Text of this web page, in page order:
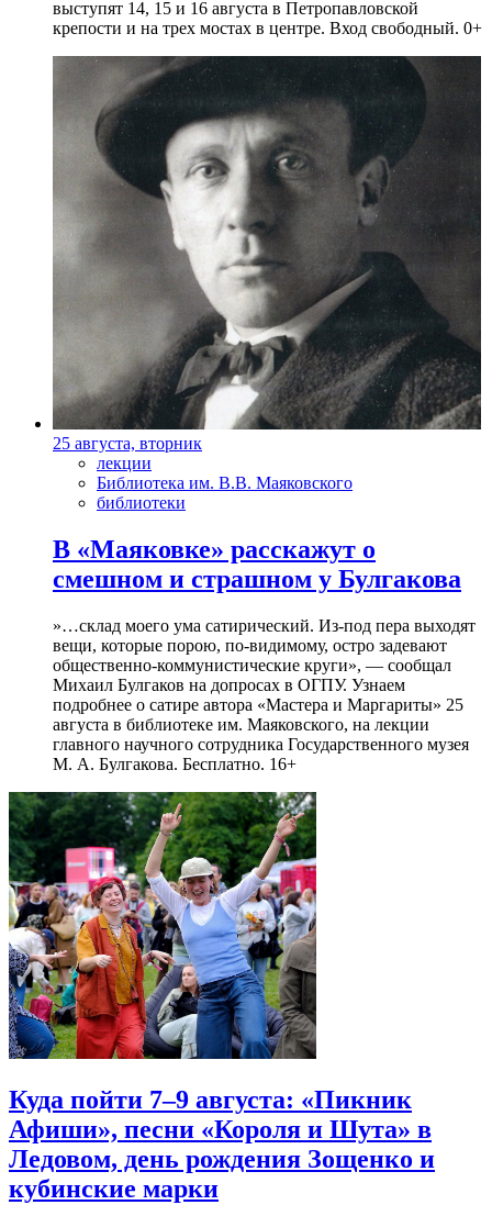
выступят 14, 15 и 16 августа в Петропавловской
крепости и на трех мостах в центре. Вход свободный. 0+
25 августа, вторник
лекции
Библиотека им. В.В. Маяковского
библиотеки
В «Маяковке» расскажут о
смешном и страшном у Булгакова
»…склад моего ума сатирический. Из-под пера выходят
вещи, которые порою, по-видимому, остро задевают
общественно-коммунистические круги», — сообщал
Михаил Булгаков на допросах в ОГПУ. Узнаем
подробнее о сатире автора «Мастера и Маргариты» 25
августа в библиотеке им. Маяковского, на лекции
главного научного сотрудника Государственного музея
М. А. Булгакова. Бесплатно. 16+
Куда пойти 7–9 августа: «Пикник
Афиши», песни «Короля и Шута» в
Ледовом, день рождения Зощенко и
кубинские марки